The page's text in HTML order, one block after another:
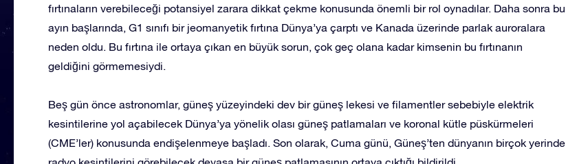
fırtınaların verebileceği potansiyel zarara dikkat çekme konusunda önemli bir rol oynadılar. Daha sonra bu
ayın başlarında, G1 sınıfı bir jeomanyetik fırtına Dünya’ya çarptı ve Kanada üzerinde parlak auroralara
neden oldu. Bu fırtına ile ortaya çıkan en büyük sorun, çok geç olana kadar kimsenin bu fırtınanın
geldiğini görmemesiydi.
Beş gün önce astronomlar, güneş yüzeyindeki dev bir güneş lekesi ve filamentler sebebiyle elektrik
kesintilerine yol açabilecek Dünya’ya yönelik olası güneş patlamaları ve koronal kütle püskürmeleri
(CME’ler) konusunda endişelenmeye başladı. Son olarak, Cuma günü, Güneş’ten dünyanın birçok yerinde